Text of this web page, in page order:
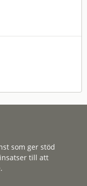
som ger stöd
till att